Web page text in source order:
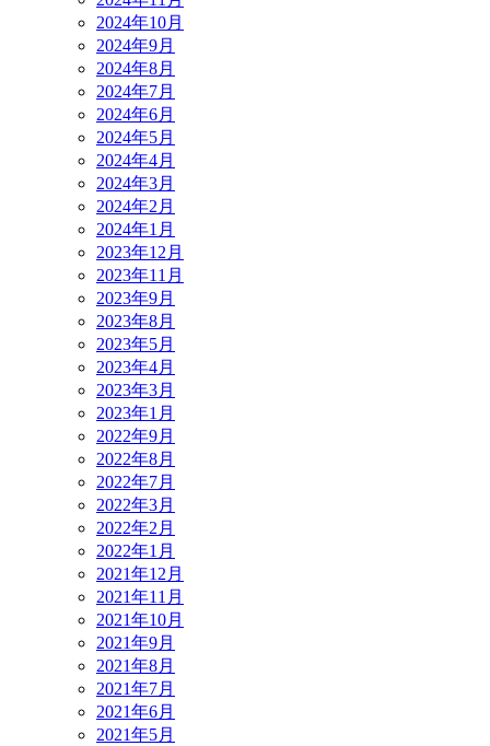
2024年10月
2024年9月
2024年8月
2024年7月
2024年6月
2024年5月
2024年4月
2024年3月
2024年2月
2024年1月
2023年12月
2023年11月
2023年9月
2023年8月
2023年5月
2023年4月
2023年3月
2023年1月
2022年9月
2022年8月
2022年7月
2022年3月
2022年2月
2022年1月
2021年12月
2021年11月
2021年10月
2021年9月
2021年8月
2021年7月
2021年6月
2021年5月